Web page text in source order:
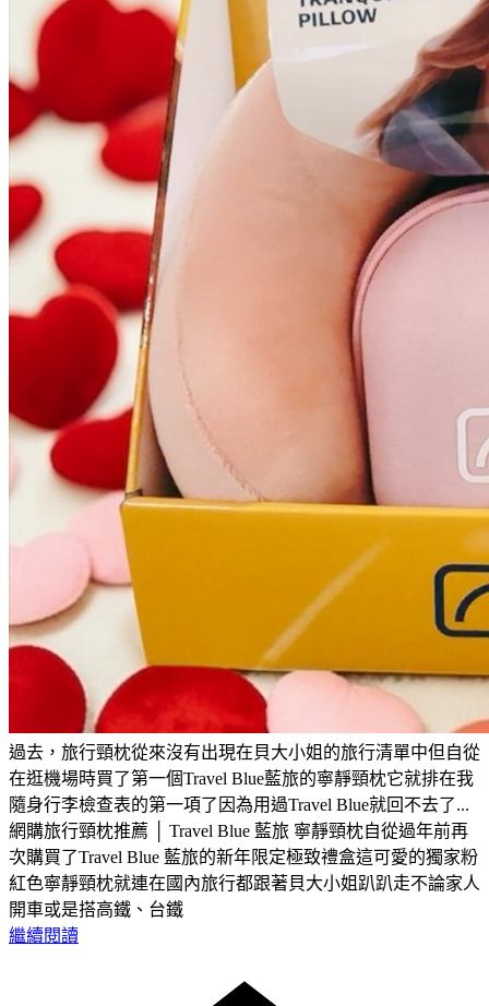
過去，旅行頸枕從來沒有出現在貝大小姐的旅行清單中但自從
在逛機場時買了第一個Travel Blue藍旅的寧靜頸枕它就排在我
隨身行李檢查表的第一項了因為用過Travel Blue就回不去了...
網購旅行頸枕推薦 │ Travel Blue 藍旅 寧靜頸枕自從過年前再
次購買了Travel Blue 藍旅的新年限定極致禮盒這可愛的獨家粉
紅色寧靜頸枕就連在國內旅行都跟著貝大小姐趴趴走不論家人
開車或是搭高鐵、台鐵
繼續閱讀